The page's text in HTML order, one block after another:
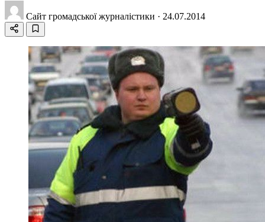
Сайт громадської журналістики · 24.07.2014